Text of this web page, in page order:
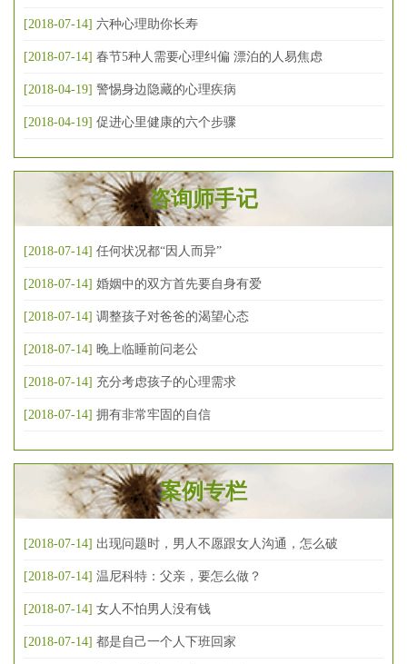
[2018-07-14] 六种心理助你长寿
[2018-07-14] 春节5种人需要心理纠偏 漂泊的人易焦虑
[2018-04-19] 警惕身边隐藏的心理疾病
[2018-04-19] 促进心里健康的六个步骤
咨询师手记
[2018-07-14] 任何状况都“因人而异”
[2018-07-14] 婚姻中的双方首先要自身有爱
[2018-07-14] 调整孩子对爸爸的渴望心态
[2018-07-14] 晚上临睡前问老公
[2018-07-14] 充分考虑孩子的心理需求
[2018-07-14] 拥有非常牢固的自信
案例专栏
[2018-07-14] 出现问题时，男人不愿跟女人沟通，怎么破
[2018-07-14] 温尼科特：父亲，要怎么做？
[2018-07-14] 女人不怕男人没有钱
[2018-07-14] 都是自己一个人下班回家